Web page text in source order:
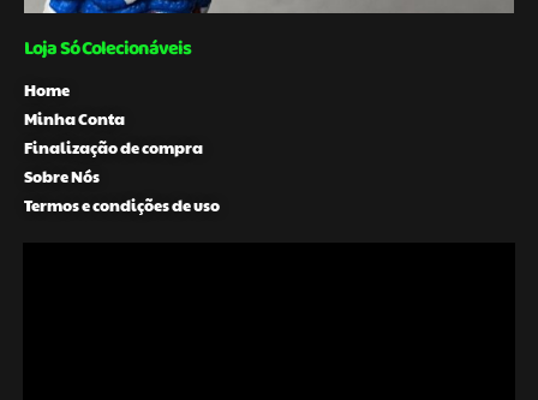
Loja Só Colecionáveis
Home
Minha Conta
Finalização de compra
Sobre Nós
Termos e condições de uso